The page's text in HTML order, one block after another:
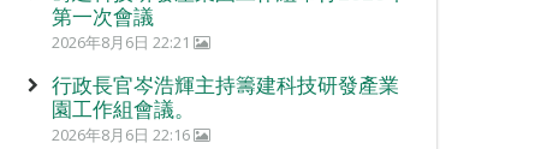
第一次會議
2026年8月6日 22:21
行政長官岑浩輝主持籌建科技研發產業
園工作組會議。
2026年8月6日 22:16